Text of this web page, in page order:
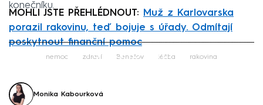
konečníku.
MOHLI JSTE PŘEHLÉDNOUT:
Muž z Karlovarska
porazil rakovinu, teď bojuje s úřady. Odmítají
poskytnout finanční pomoc
Failed to fetch
nemoc zdraví Benešov léčba rakovina
Monika Kabourková